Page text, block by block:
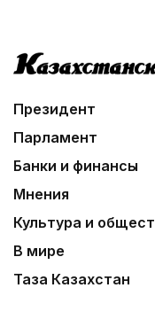
Президент
Парламент
Банки и финансы
Мнения
Культура и
В мире
Таза Казахстан